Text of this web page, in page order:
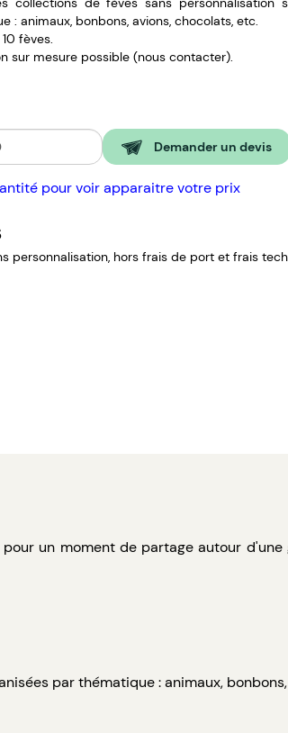
: animaux, bonbons, avions, chocolats, etc.
fèves.
sur mesure possible (nous contacter).
Demander un devis
pour voir apparaitre votre prix
personnalisation, hors frais de port et frais
un moment de partage autour
par thématique : animaux,